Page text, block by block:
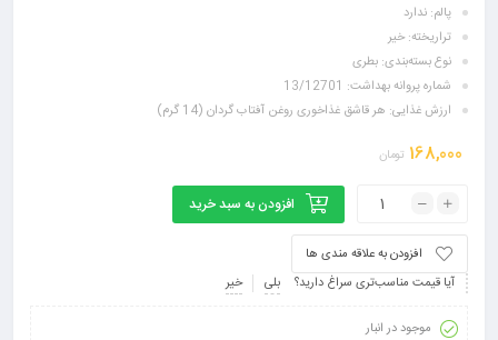
پالم: ندارد
تراریخته: خیر
نوع بسته‌بندی: بطری
شماره پروانه بهداشت: 13/12701
ارزش غذایی: هر قاشق غذاخوری روغن آفتاب گردان (14 گرم)
168,000 تومان
افزودن به سبد خرید
افزودن به علاقه مندی ها
آیا قیمت مناسب‌تری سراغ دارید؟
بلی خیر
موجود در انبار